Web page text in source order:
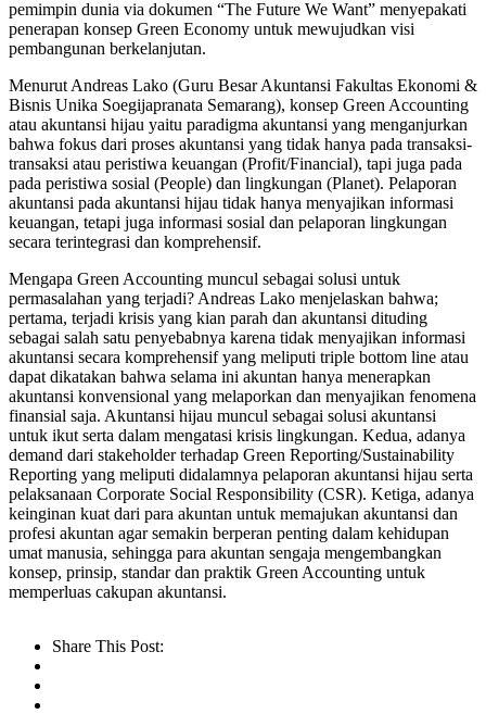
pemimpin dunia via dokumen “The Future We Want” menyepakati
penerapan konsep Green Economy untuk mewujudkan visi
pembangunan berkelanjutan.
Menurut Andreas Lako (Guru Besar Akuntansi Fakultas Ekonomi &
Bisnis Unika Soegijapranata Semarang), konsep Green Accounting
atau akuntansi hijau yaitu paradigma akuntansi yang menganjurkan
bahwa fokus dari proses akuntansi yang tidak hanya pada transaksi-
transaksi atau peristiwa keuangan (Profit/Financial), tapi juga pada
pada peristiwa sosial (People) dan lingkungan (Planet). Pelaporan
akuntansi pada akuntansi hijau tidak hanya menyajikan informasi
keuangan, tetapi juga informasi sosial dan pelaporan lingkungan
secara terintegrasi dan komprehensif.
Mengapa Green Accounting muncul sebagai solusi untuk
permasalahan yang terjadi? Andreas Lako menjelaskan bahwa;
pertama, terjadi krisis yang kian parah dan akuntansi dituding
sebagai salah satu penyebabnya karena tidak menyajikan informasi
akuntansi secara komprehensif yang meliputi triple bottom line atau
dapat dikatakan bahwa selama ini akuntan hanya menerapkan
akuntansi konvensional yang melaporkan dan menyajikan fenomena
finansial saja. Akuntansi hijau muncul sebagai solusi akuntansi
untuk ikut serta dalam mengatasi krisis lingkungan. Kedua, adanya
demand dari stakeholder terhadap Green Reporting/Sustainability
Reporting yang meliputi didalamnya pelaporan akuntansi hijau serta
pelaksanaan Corporate Social Responsibility (CSR). Ketiga, adanya
keinginan kuat dari para akuntan untuk memajukan akuntansi dan
profesi akuntan agar semakin berperan penting dalam kehidupan
umat manusia, sehingga para akuntan sengaja mengembangkan
konsep, prinsip, standar dan praktik Green Accounting untuk
memperluas cakupan akuntansi.
Share This Post: